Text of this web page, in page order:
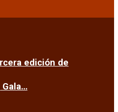
edición de
Gala…